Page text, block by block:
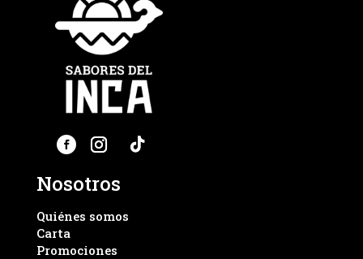
Nosotros
Quiénes somos
Carta
Promociones